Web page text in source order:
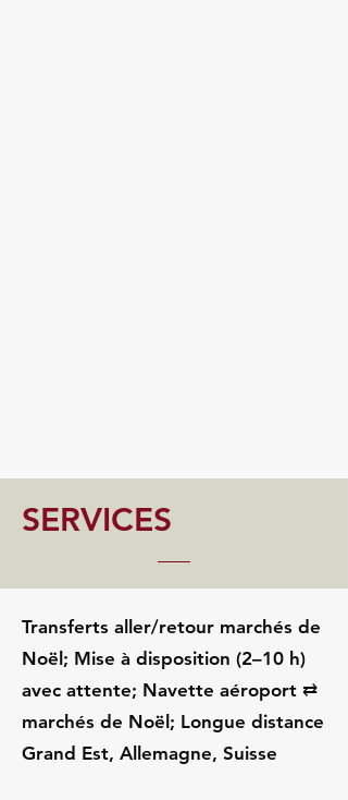
SERVICES
Transferts aller/retour marchés de
Noël; Mise à disposition (2–10 h)
avec attente; Navette aéroport ⇄
marchés de Noël; Longue distance
Grand Est, Allemagne, Suisse